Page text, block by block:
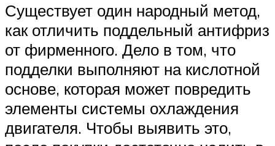
Существует один народный метод,
как отличить поддельный антифриз
от фирменного. Дело в том, что
подделки выполняют на кислотной
основе, которая может повредить
элементы системы охлаждения
двигателя. Чтобы выявить это,